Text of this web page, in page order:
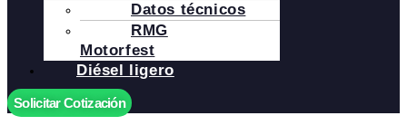
Datos técnicos
RMG
Motorfest
Diésel ligero
Solicitar Cotización